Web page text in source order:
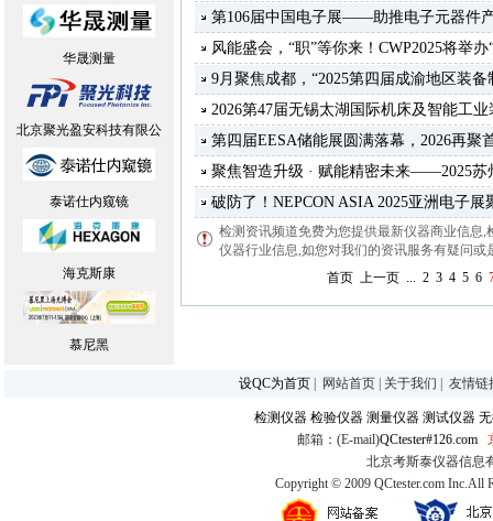
华晟测量
北京聚光盈安科技有限公
泰诺仕内窥镜
海克斯康
慕尼黑
第106届中国电子展——助推电子元器件
风能盛会，“职”等你来！CWP2025将举
9月聚焦成都，“2025第四届成渝地区装
2026第47届无锡太湖国际机床及智能工
第四届EESA储能展圆满落幕，2026再聚
聚焦智造升级 · 赋能精密未来——2025苏
破防了！NEPCON ASIA 2025亚洲电子展
检测资讯频道免费为您提供最新仪器商业信息,
仪器行业信息,如您对我们的资讯服务有疑问或
首页 上一页 ... 2 3 4 5 6
设QC为首页 网站首页 关于我们 友情链
检测仪器 检验仪器 测量仪器 测试仪器
邮箱：(E-mail)QCtester#126.com
北京考斯泰仪器信息
Copyright © 2009 QCtester.com Inc.All